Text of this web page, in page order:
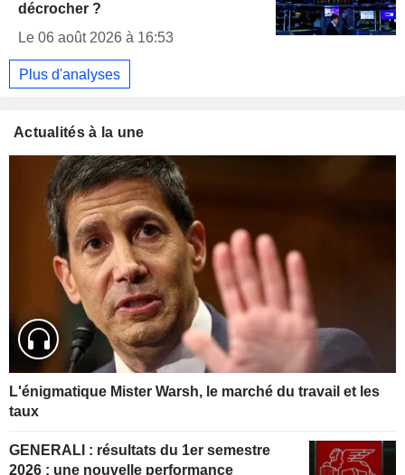
décrocher ?
Le 06 août 2026 à 16:53
Plus d'analyses
Actualités à la une
L'énigmatique Mister Warsh, le marché du travail et les
taux
GENERALI : résultats du 1er semestre
2026 : une nouvelle performance